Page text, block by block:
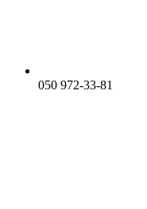
050 972-33-81